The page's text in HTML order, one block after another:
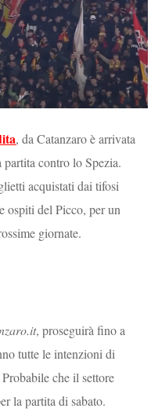
, da Catanzaro è arrivata
contro lo Spezia.
acquistati dai tifosi
ospiti del Picco, per un
giornate.
, proseguirà fino a
tutte le intenzioni di
che il settore
la partita di sabato.